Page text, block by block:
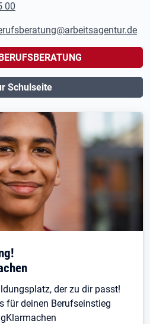
00
Schulseite
der zu dir passt!
für deinen Berufseinstieg